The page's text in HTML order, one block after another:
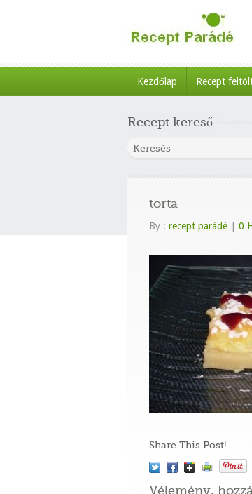
Kezdőlap Recept
Recept kereső
torta
By : recept parádé 0
Share This Post!
Vélemény,